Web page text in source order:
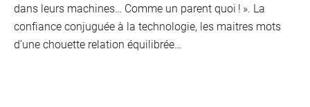
dans leurs machines… Comme un parent quoi ! ». La
confiance conjuguée à la technologie, les maitres mots
d’une chouette relation équilibrée…